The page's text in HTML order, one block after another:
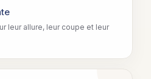
leur allure, leur coupe et leur